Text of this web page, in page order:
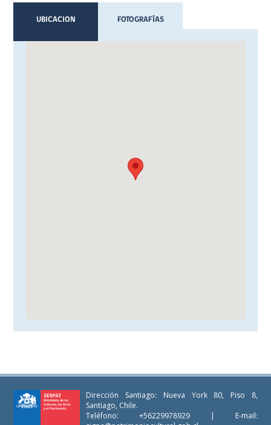
UBICACION FOTOGRAFÍAS
Dirección Santiago: Nueva York 80, Piso 8,
Santiago, Chile.
Teléfono: +56229978929 | E-mail: